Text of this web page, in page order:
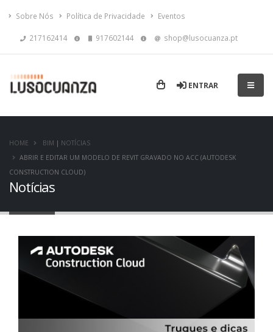
Sobre Nós Política de Privacidade Eventos
217162414 917602144 shop@lusocuanza.pt
ENTRAR
Notícias
HOME BIM | NOTÍCIAS
ABRIR E EDITAR UM MODELO DE REVIT GRAVADO NO ACC (AUTODESK
CONSTRUCTION CLOUD)